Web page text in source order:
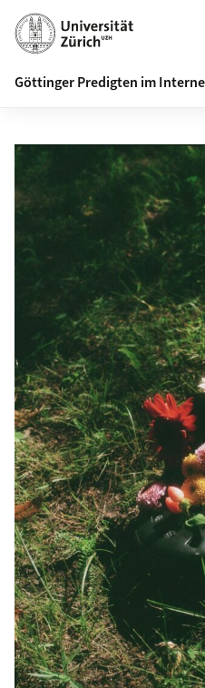
Göttinger Predigten im